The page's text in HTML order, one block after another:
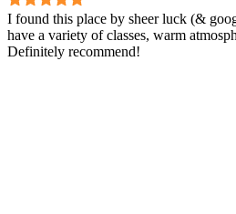
I found this place by sheer luck (&
have a variety of classes, warm
Definitely recommend!